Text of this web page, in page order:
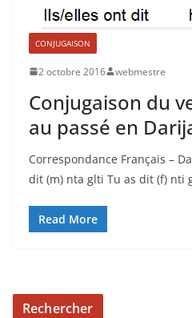
CONJUGAISON
2 octobre 2016 webmestre
Conjugaison du
au passé en
Correspondance Français –
dit (m) nta glti Tu as dit (f) nti
Read More
Rechercher